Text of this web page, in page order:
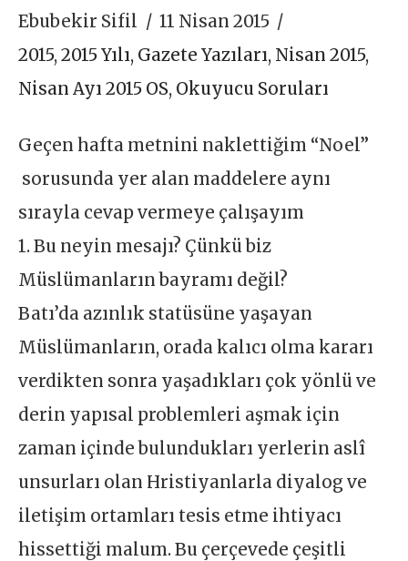
Ebubekir Sifil
11 Nisan 2015
2015,2015 Yılı, Gazete Yazıları, Nisan 2015,
Nisan Ayı 2015 OS, Okuyucu Soruları
Geçen hafta metnini naklettiğim “Noel”
sorusunda yer alan maddelere aynı
sırayla cevap vermeye çalışayım
1. Bu neyin mesajı? Çünkü biz
Müslümanların bayramı değil?
Batı’da azınlık statüsüne yaşayan
Müslümanların, orada kalıcı olma kararı
verdikten sonra yaşadıkları çok yönlü ve
derin yapısal problemleri aşmak için
zaman içinde bulundukları yerlerin aslî
unsurları olan Hristiyanlarla diyalog ve
iletişim ortamları tesis etme ihtiyacı
hissettiği malum. Bu çerçevede çeşitli